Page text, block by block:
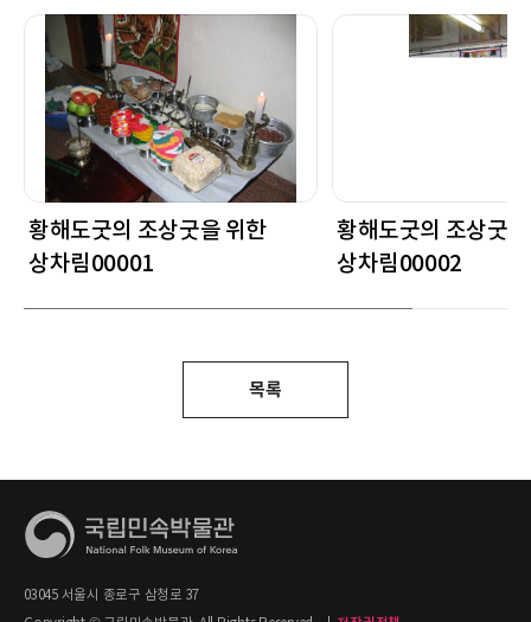
황해도굿의 조상굿을 위한
상차림00001
황해도굿의 조상굿
상차림00002
목록
03045 서울시 종로구 삼청로 37